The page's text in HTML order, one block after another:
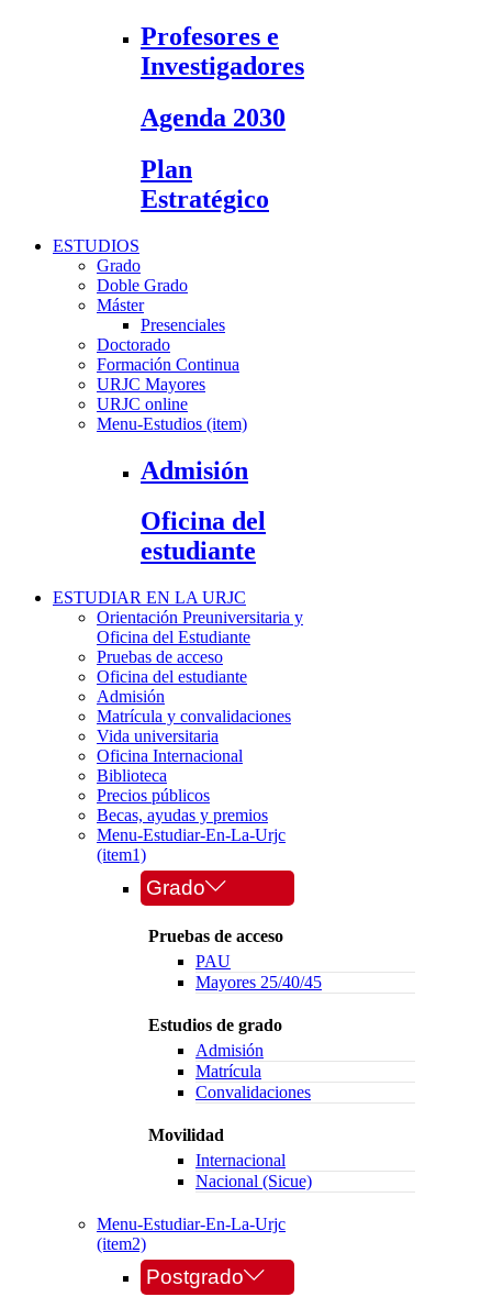
Profesores e
Investigadores
Agenda 2030
Plan
Estratégico
ESTUDIOS
Grado
Doble Grado
Máster
Presenciales
Doctorado
Formación Continua
URJC Mayores
URJC online
Menu-Estudios (item)
Admisión
Oficina del
estudiante
ESTUDIAR EN LA URJC
Orientación Preuniversitaria y
Oficina del Estudiante
Pruebas de acceso
Oficina del estudiante
Admisión
Matrícula y convalidaciones
Vida universitaria
Oficina Internacional
Biblioteca
Precios públicos
Becas, ayudas y premios
Menu-Estudiar-En-La-Urjc
(item1)
Grado
Pruebas de acceso
PAU
Mayores 25/40/45
Estudios de grado
Admisión
Matrícula
Convalidaciones
Movilidad
Internacional
Nacional (Sicue)
Menu-Estudiar-En-La-Urjc
(item2)
Postgrado